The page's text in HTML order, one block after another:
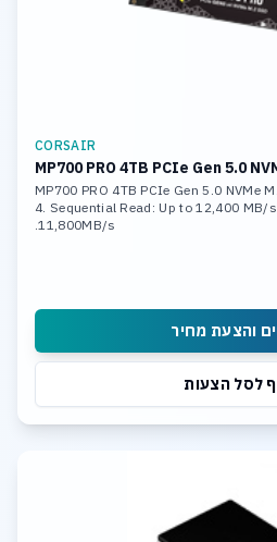
CORSAIR
MP700 PRO 4TB PCIe Gen 5.0
MP700 PRO 4TB PCIe Gen 5.0 NVMe
4. Sequential Read: Up to 12,400 MB/
11,800MB/s.
והצעת מחיר
לסל הצעות